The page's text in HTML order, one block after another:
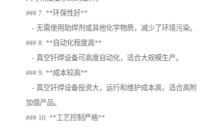
### 7. **环保性好**
- 无需使用助焊剂或其他化学物质，减少了环境污染。
### 8. **自动化程度高**
- 真空钎焊设备可高度自动化，适合大规模生产。
### 9. **成本较高**
- 真空钎焊设备投资大，运行和维护成本高，适合高附
加值产品。
### 10. **工艺控制严格**